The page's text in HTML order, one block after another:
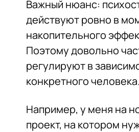
Важный нюанс:
действуют ровно в
накопительного
Поэтому довольно
регулируют в
конкретного человека.
Например, у меня на
проект, на котором